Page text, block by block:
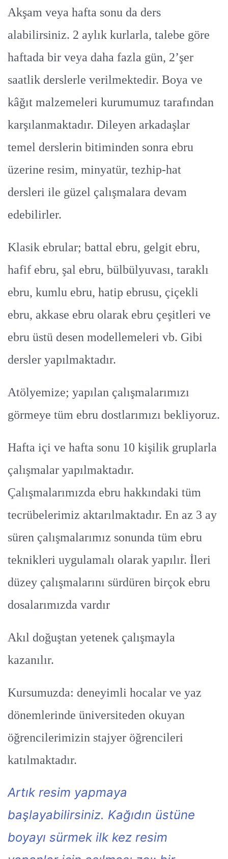
Akşam veya hafta sonu da ders
alabilirsiniz. 2 aylık kurlarla, talebe göre
haftada bir veya daha fazla gün, 2’şer
saatlik derslerle verilmektedir. Boya ve
kâğıt malzemeleri kurumumuz tarafından
karşılanmaktadır. Dileyen arkadaşlar
temel derslerin bitiminden sonra ebru
üzerine resim, minyatür, tezhip-hat
dersleri ile güzel çalışmalara devam
edebilirler.
Klasik ebrular; battal ebru, gelgit ebru,
hafif ebru, şal ebru, bülbülyuvası, taraklı
ebru, kumlu ebru, hatip ebrusu, çiçekli
ebru, akkase ebru olarak ebru çeşitleri ve
ebru üstü desen modellemeleri vb. Gibi
dersler yapılmaktadır.
Atölyemize; yapılan çalışmalarımızı
görmeye tüm ebru dostlarımızı bekliyoruz.
Hafta içi ve hafta sonu 10 kişilik gruplarla
çalışmalar yapılmaktadır.
Çalışmalarımızda ebru hakkındaki tüm
tecrübelerimiz aktarılmaktadır. En az 3 ay
süren çalışmalarımız sonunda tüm ebru
teknikleri uygulamalı olarak yapılır. İleri
düzey çalışmalarını sürdüren birçok ebru
dosalarımızda vardır
Akıl doğuştan yetenek çalışmayla
kazanılır.
Kursumuzda: deneyimli hocalar ve yaz
dönemlerinde üniversiteden okuyan
öğrencilerimizin stajyer öğrencileri
katılmaktadır.
Artık resim yapmaya
başlayabilirsiniz. Kağıdın üstüne
boyayı sürmek ilk kez resim